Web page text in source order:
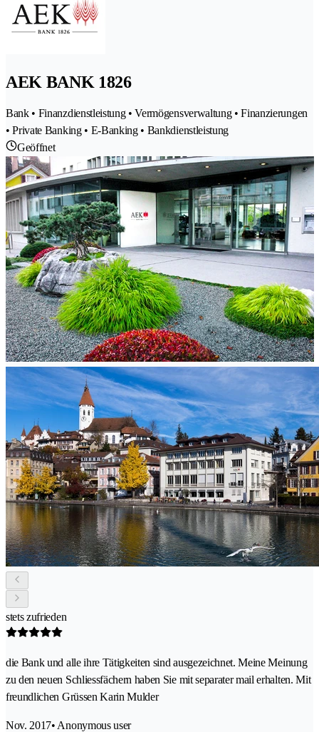
AEK BANK 1826
Bank • Finanzdienstleistung • Vermögensverwaltung • Finanzierungen
• Private Banking • E-Banking • Bankdienstleistung
Geöffnet
stets zufrieden
die Bank und alle ihre Tätigkeiten sind ausgezeichnet. Meine Meinung
zu den neuen Schliessfächern haben Sie mit separater mail erhalten. Mit
freundlichen Grüssen Karin Mulder
Nov. 2017• Anonymous user